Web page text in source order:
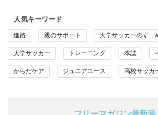
人気キーワード
進路 親のサポート 大学サッカーのすゝ
大学サッカー トレーニング 本誌
からだケア ジュニアユース 高校サッカ